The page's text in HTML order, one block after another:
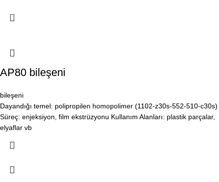
AP80 bileşeni
bileşeni
Dayandığı temel: polipropilen homopolimer (1102-z30s-552-510-c30s)
Süreç: enjeksiyon, film ekstrüzyonu Kullanım Alanları: plastik parçalar,
elyaflar vb